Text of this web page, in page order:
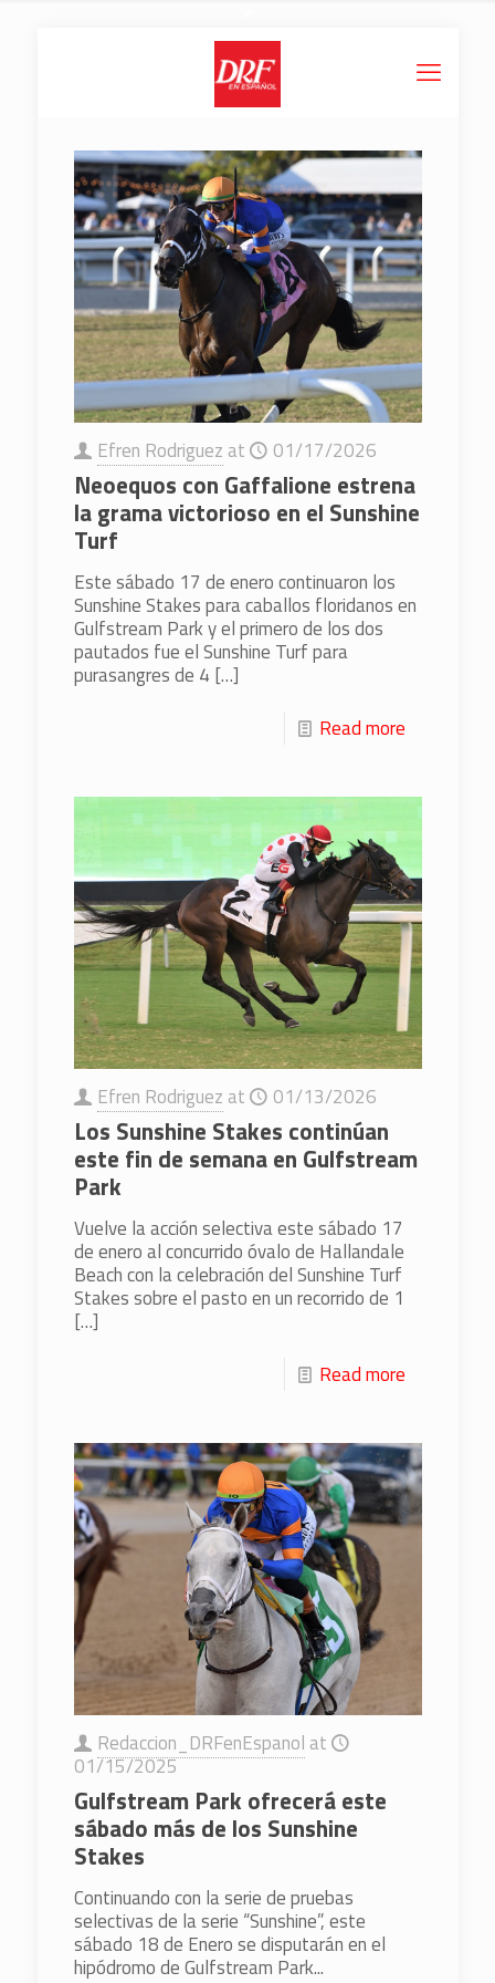
Efren Rodriguez at 01/17/2026
Neoequos con Gaffalione estrena
la grama victorioso en el Sunshine
Turf
Este sábado 17 de enero continuaron los
Sunshine Stakes para caballos floridanos en
Gulfstream Park y el primero de los dos
pautados fue el Sunshine Turf para
purasangres de 4 […]
Read more
Efren Rodriguez at 01/13/2026
Los Sunshine Stakes continúan
este fin de semana en Gulfstream
Park
Vuelve la acción selectiva este sábado 17
de enero al concurrido óvalo de Hallandale
Beach con la celebración del Sunshine Turf
Stakes sobre el pasto en un recorrido de 1
[…]
Read more
Redaccion_DRFenEspanol at
01/15/2025
Gulfstream Park ofrecerá este
sábado más de los Sunshine
Stakes
Continuando con la serie de pruebas
selectivas de la serie “Sunshine”, este
sábado 18 de Enero se disputarán en el
hipódromo de Gulfstream Park...